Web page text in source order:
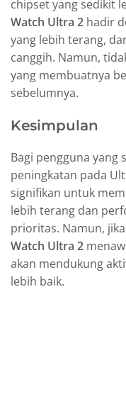
chipset yang sedikit
Watch Ultra 2 hadir
yang lebih terang,
canggih. Namun,
yang membuatnya
sebelumnya.
Kesimpulan
Bagi pengguna yang
peningkatan pada
signifikan untuk
lebih terang dan
prioritas. Namun,
Watch Ultra 2
akan mendukung
lebih baik.